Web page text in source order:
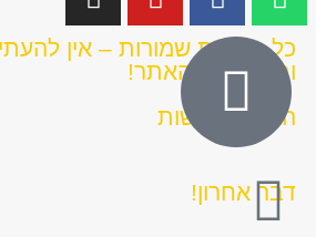
כל הזכויות שמורות – אין
ותמונות) מהאתר!
הצהרת נגישות
דבר אחרון!